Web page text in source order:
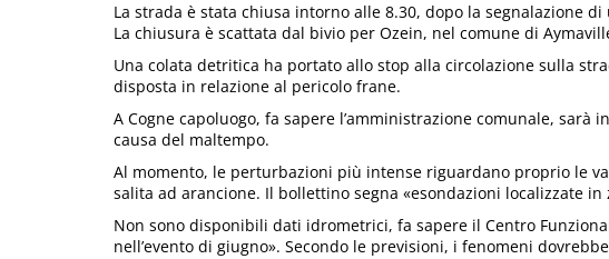
La strada è stata chiusa intorno alle 8.30, dopo la segnalazione
La chiusura è scattata dal bivio per Ozein, nel comune di
Una colata detritica ha portato allo stop alla circolazione sulla
disposta in relazione al pericolo frane.
A Cogne capoluogo, fa sapere l’amministrazione comunale, sarà
causa del maltempo.
Al momento, le perturbazioni più intense riguardano proprio le
salita ad arancione. Il bollettino segna «esondazioni localizzate in
Non sono disponibili dati idrometrici, fa sapere il Centro
nell’evento di giugno». Secondo le previsioni, i fenomeni